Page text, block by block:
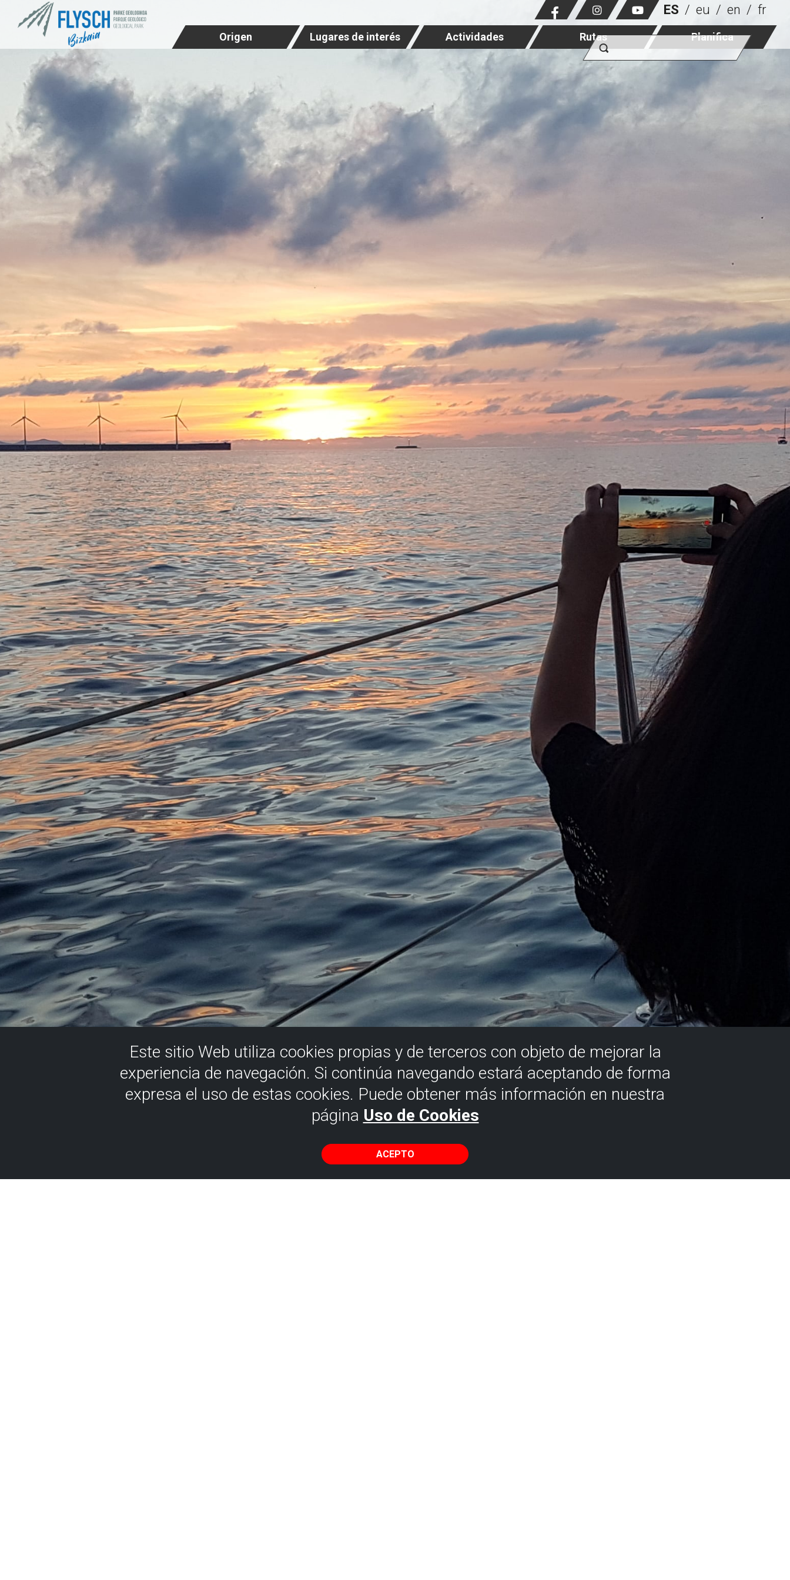
ES eu en fr
Origen Lugares de interés Actividades Rutas Planifica
Este sitio Web utiliza cookies propias y de terceros con objeto de mejorar la
experiencia de navegación. Si continúa navegando estará aceptando de forma
expresa el uso de estas cookies. Puede obtener más información en nuestra
página Uso de Cookies
ACEPTO